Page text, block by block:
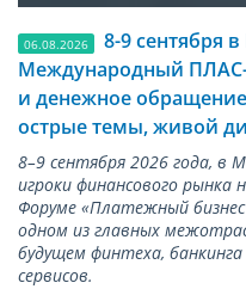
06.08.2026
8-9 сентября
Международный
и денежное
острые темы, живой
8–9 сентября 2026 года, в
игроки финансового
Форуме «Платежный
одном из главных
будущем финтеха,
сервисов.